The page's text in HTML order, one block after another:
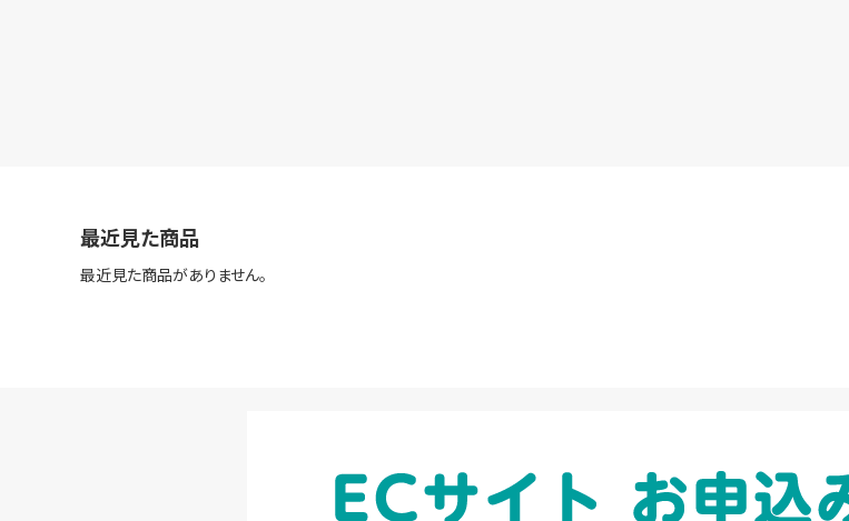
最近見た商品
最近見た商品がありません。